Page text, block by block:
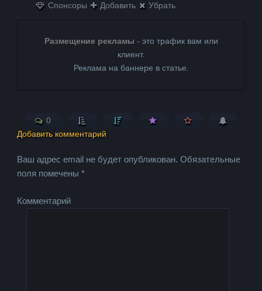
Спонсоры Добавить Убрать
Размещение рекламы - это трафик вам или
клиент.
Реклама на баннере в статье.
0
Добавить комментарий
Ваш адрес email не будет опубликован. Обязательные
поля помечены*
Комментарий